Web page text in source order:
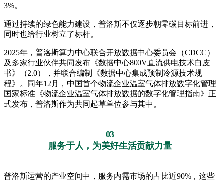
3%。
通过持续的绿色能力建设，普洛斯不仅逐步朝零碳目标前进，
同时也给行业树立了标杆。
2025年，普洛斯算力中心联合开放数据中心委员会（CDCC）
及多家行业伙伴共同发布《数据中心800V直流供电技术白皮
书》（2.0），并联合编制《数据中心集成预制冷源技术规
程》。同年12月，中国首个物流企业温室气体排放数字化管理
国家标准《物流企业温室气体排放数据的数字化管理指南》正
式发布，普洛斯作为共同起草单位参与其中。
03
服务于人，为美好生活贡献力量
普洛斯运营的产业空间中，服务内需市场的占比近90%，这些